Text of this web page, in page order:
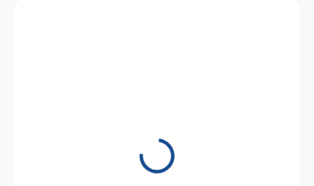
Shell Omala S2 GX 150